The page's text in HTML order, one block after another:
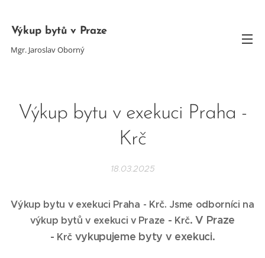
Výkup bytů v Praze
Mgr. Jaroslav Oborný
Výkup bytu v exekuci Praha -
Krč
18.03.2025
Výkup bytu v exekuci Praha - Krč. Jsme odborníci na
výkup bytů v exekuci v Praze - Krč. V Praze
- Krč vykupujeme byty v exekuci.